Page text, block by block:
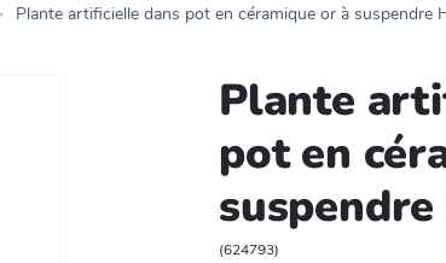
Plante artificielle dans pot en céramique or à suspendre
Plante
pot en
(624793)